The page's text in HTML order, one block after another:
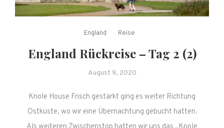
England Reise
England Rückreise – Tag 2 (2)
August 9, 2020
Knole House Frisch gestärkt ging es weiter Richtung
Ostküste, wo wir eine Übernachtung gebucht hatten.